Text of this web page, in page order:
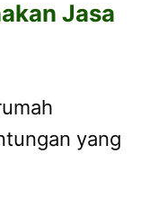
Jasa
yang